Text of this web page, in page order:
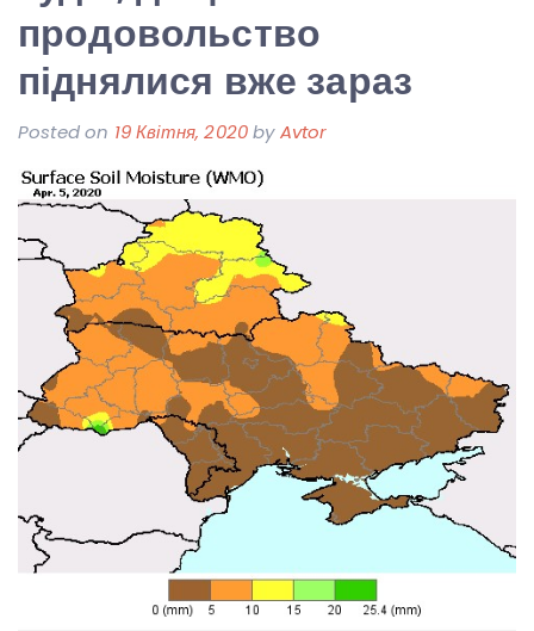
продовольство
піднялися вже зараз
Posted on 19 Квітня, 2020byAvtor